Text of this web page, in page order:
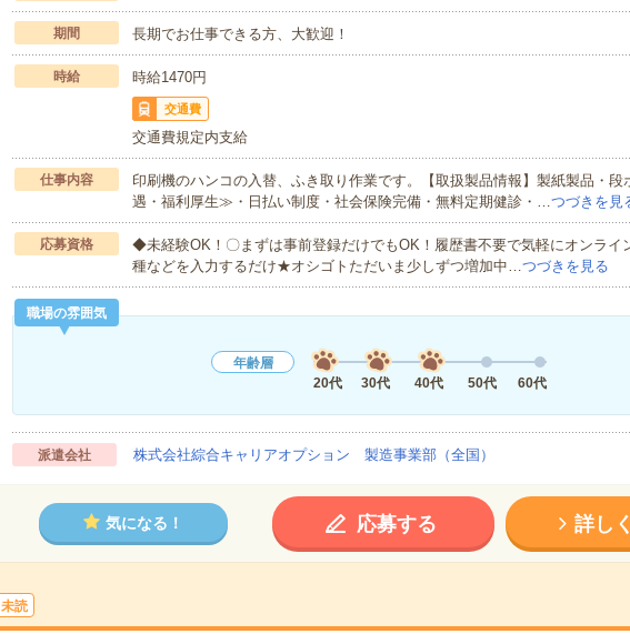
期間 長期でお仕事できる方、大歓迎！
時給 時給1470円
交通費
交通費規定内支給
仕事内容
印刷機のハンコの入替、ふき取り作業です。【取扱製品情報】製紙製品・
遇・福利厚生≫・日払い制度・社会保険完備・無料定期健診・…つづきを見
応募資格
◆未経験OK！〇まずは事前登録だけでもOK！履歴書不要で気軽にオンラ
種などを入力するだけ★オシゴトただいま少しずつ増加中…つづきを見る
職場の雰囲気
年齢層
20代
30代 40代 50代 60代
派遣会社 株式会社綜合キャリアオプション 製造事業部（全国）
気になる！ 応募する 詳し
未読